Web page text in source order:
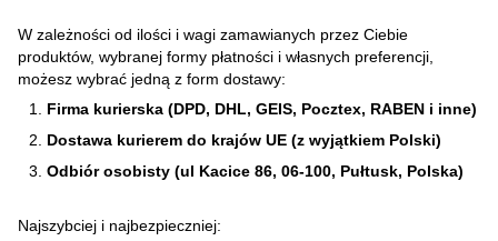
W zależności od ilości i wagi zamawianych przez Ciebie
produktów, wybranej formy płatności i własnych preferencji,
możesz wybrać jedną z form dostawy:
Firma kurierska (DPD, DHL, GEIS, Pocztex, RABEN i inne)
Dostawa kurierem do krajów UE (z wyjątkiem Polski)
Odbiór osobisty (ul Kacice 86, 06-100, Pułtusk, Polska)
Najszybciej i najbezpieczniej: